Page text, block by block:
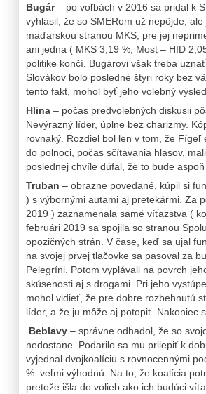
Bugár– po voľbách v 2016 sa pridal k
vyhlásil, že so SMERom už nepôjde,
maďarskou stranou MKS, pre jej
ani jedna ( MKS 3,19 %, Most – HID
politike končí. Bugárovi však treba
Slovákov bolo posledné štyri roky bez
tento fakt, mohol byť jeho volebný
Hlina – počas predvolebných diskusii
Nevýrazný líder, úplne bez charizmy.
rovnaký. Rozdiel bol len v tom, že
do polnoci, počas sčítavania hlasov,
poslednej chvíle dúfal, že to bude
Truban – obrazne povedané, kúpil si
) s výbornými autami aj pretekármi. Za
2019 ) zaznamenala samé víťazstva (
februári 2019 sa spojila so stranou
opozičných strán. V čase, keď sa ujal
na svojej prvej tlačovke sa pasoval za
Pelegríni. Potom vyplávali na povrch
skúsenosti aj s drogami. Pri jeho
mohol vidieť, že pre dobre rozbehnutú
líder, a že ju môže aj potopiť. Nakoniec
Beblavy – správne odhadol, že so
nedostane. Podarilo sa mu prilepiť k
vyjednal dvojkoalíciu s rovnocennými
% veľmi výhodnú. Na to, že koalícia
pretože išla do volieb ako ich budúci